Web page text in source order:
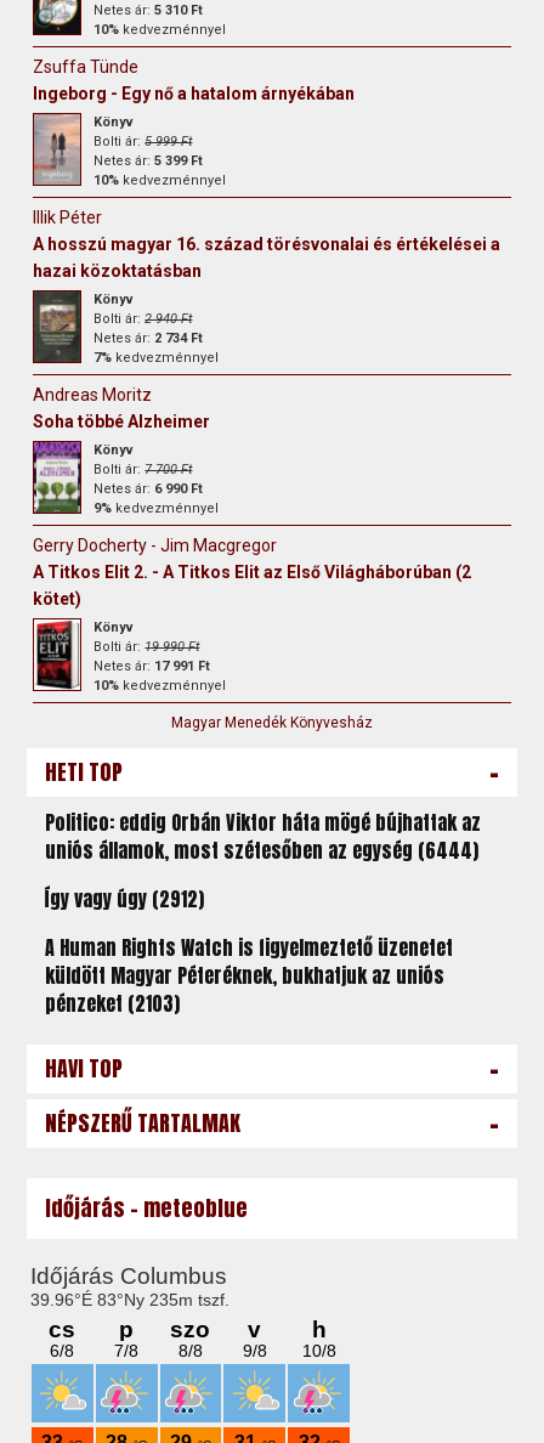
Netes ár:5 310 Ft
10% kedvezménnyel
Zsuffa Tünde
Ingeborg - Egy nő a hatalom árnyékában
Könyv
Bolti ár:5 999 Ft
Netes ár:5 399 Ft
10% kedvezménnyel
Illik Péter
A hosszú magyar 16. század törésvonalai és értékelései a
hazai közoktatásban
Könyv
Bolti ár:2 940 Ft
Netes ár: 2 734 Ft
7% kedvezménnyel
Andreas Moritz
Soha többé Alzheimer
Könyv
Bolti ár:7 700 Ft
Netes ár: 6 990 Ft
9% kedvezménnyel
Gerry Docherty - Jim Macgregor
A Titkos Elit 2. - A Titkos Elit az Első Világháborúban (2
kötet)
Könyv
Bolti ár:19 990 Ft
Netes ár: 17 991 Ft
10% kedvezménnyel
Magyar Menedék Könyvesház
HETI TOP -
Politico: eddig Orbán Viktor háta mögé bújhattak az
uniós államok, most szétesőben az egység (6444)
Így vagy úgy (2912)
A Human Rights Watch is figyelmeztető üzenetet
küldött Magyar Péteréknek, bukhatjuk az uniós
pénzeket (2103)
HAVI TOP -
NÉPSZERŰ TARTALMAK -
Időjárás - meteoblue